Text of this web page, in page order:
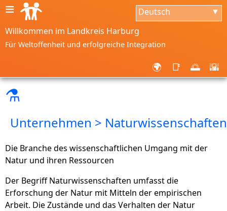
≡ Deutsch ▼
Willkommen im Landkreis Harburg
Für Weltoffenheit und erfolgreiche Integration
🌍 📑 🌅 🌇
⚗
Unternehmen > Naturwissenschaften
Die Branche des wissenschaftlichen Umgang mit der
Natur und ihren Ressourcen
Der Begriff Naturwissenschaften umfasst die
Erforschung der Natur mit Mitteln der empirischen
Arbeit. Die Zustände und das Verhalten der Natur